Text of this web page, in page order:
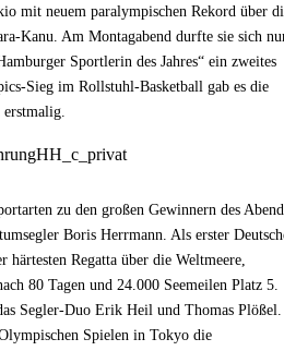
mit neuem paralympischen Rekord über
Kanu. Am Montagabend durfte sie sich
Sportlerin des Jahres“ ein zweites
Sieg im Rollstuhl-Basketball gab es die
zu den großen Gewinnern des
Boris Herrmann. Als erster
härtesten Regatta über die Weltmeere,
80 Tagen und 24.000 Seemeilen Platz 5.
Segler-Duo Erik Heil und Thomas Plößel.
Spielen in Tokyo die